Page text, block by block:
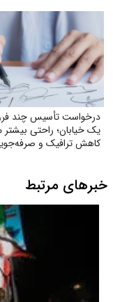
درخواست تأسیس چند
یک خیابان؛ راحتی بیشتر
کاهش ترافیک و
خبرهای مرتبط